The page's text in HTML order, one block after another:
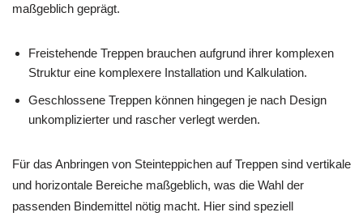
maßgeblich geprägt.
Freistehende Treppen brauchen aufgrund ihrer komplexen
Struktur eine komplexere Installation und Kalkulation.
Geschlossene Treppen können hingegen je nach Design
unkomplizierter und rascher verlegt werden.
Für das Anbringen von Steinteppichen auf Treppen sind vertikale
und horizontale Bereiche maßgeblich, was die Wahl der
passenden Bindemittel nötig macht. Hier sind speziell